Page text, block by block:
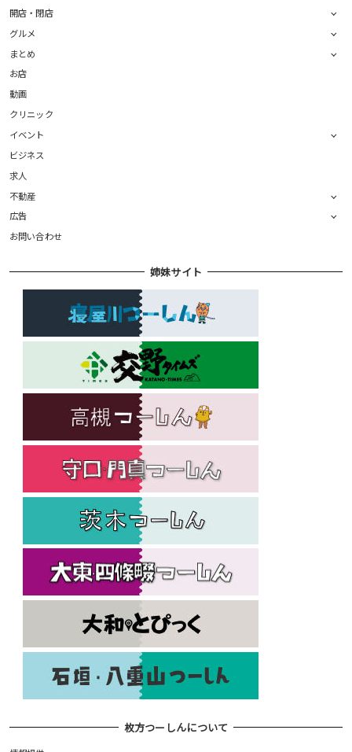
開店・閉店
グルメ
まとめ
お店
動画
クリニック
イベント
ビジネス
求人
不動産
広告
お問い合わせ
姉妹サイト
枚方つーしんについて